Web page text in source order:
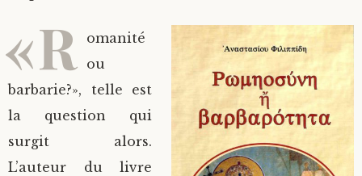
«R omanité
ou
barbarie?», telle est
la question qui
surgit alors.
L’auteur du livre